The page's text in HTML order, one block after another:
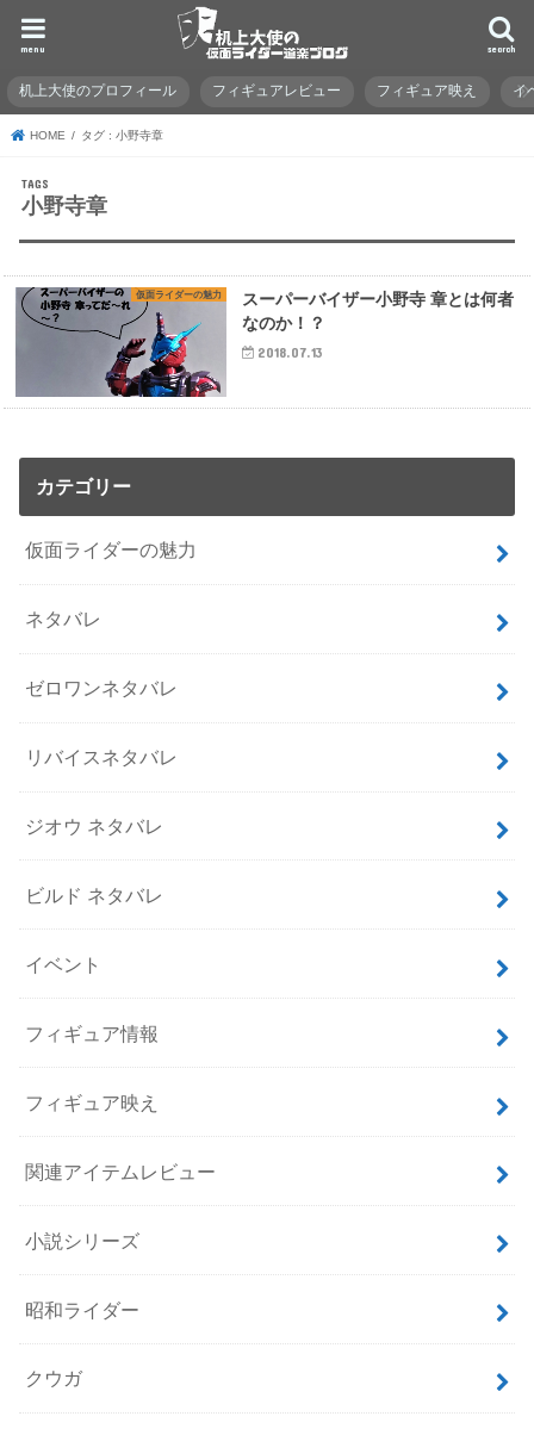
search
menu
机上大使のプロフィール フィギュアレビュー フィギュア映え イ
HOME タグ : 小野寺章
小野寺章
仮面ライダーの魅力
スーパーバイザー小野寺 章とは何者
なのか！？
2018.07.13
カテゴリー
仮面ライダーの魅力
ネタバレ
ゼロワンネタバレ
リバイスネタバレ
ジオウ ネタバレ
ビルド ネタバレ
イベント
フィギュア情報
フィギュア映え
関連アイテムレビュー
小説シリーズ
昭和ライダー
クウガ